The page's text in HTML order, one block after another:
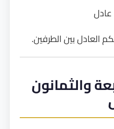
العادل بين الطرفين.
والثمانون